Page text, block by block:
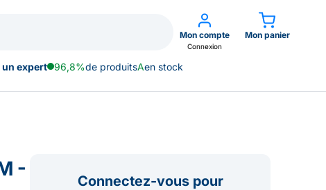
Mon compte
Connexion
Mon panier
expert 96,8%de produitsAen stock
-
Connectez-vous pour